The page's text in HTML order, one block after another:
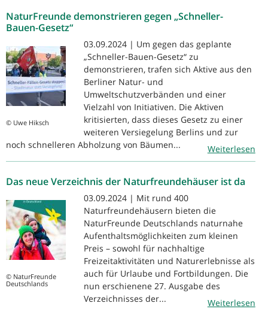
NaturFreunde demonstrieren gegen „Schneller-
Bauen-Gesetz“
© Uwe Hiksch
03.09.2024 | Um gegen das geplante
„Schneller-Bauen-Gesetz“ zu
demonstrieren, trafen sich Aktive aus den
Berliner Natur- und
Umweltschutzverbänden und einer
Vielzahl von Initiativen. Die Aktiven
kritisierten, dass dieses Gesetz zu einer
weiteren Versiegelung Berlins und zur
noch schnelleren Abholzung von Bäumen...
Weiterlesen
Das neue Verzeichnis der Naturfreundehäuser ist da
© NaturFreunde
Deutschlands
03.09.2024 | Mit rund 400
Naturfreundehäusern bieten die
NaturFreunde Deutschlands naturnahe
Aufenthaltsmöglichkeiten zum kleinen
Preis – sowohl für nachhaltige
Freizeitaktivitäten und Naturerlebnisse als
auch für Urlaube und Fortbildungen. Die
nun erschienene 27. Ausgabe des
Verzeichnisses der...
Weiterlesen